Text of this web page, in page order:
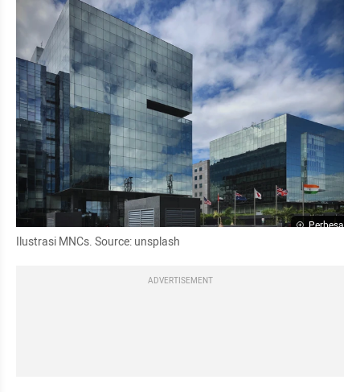
Perbesar
Ilustrasi MNCs. Source: unsplash
ADVERTISEMENT